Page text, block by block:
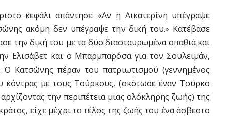
κεφάλι απάντησε: «Αν η Αικατερίνη υπέγραψε
ακόμη δεν υπέγραψε την δική του.» Κατέβασε
την δική του με τα δύο διασταυρωμένα σπαθιά και
Ελισάβετ και ο Μπαρμπαρόσα για τον Σουλεϊμάν,
Ο Κατσώνης πέραν του πατριωτισμού (γεννημένος
κόντρας με τους Τούρκους, (σκότωσε έναν Τούρκο
την περιπέτεια μιας ολόκληρης ζωής) της
είχε μέχρι το τέλος της ζωής του ένα άσβεστο